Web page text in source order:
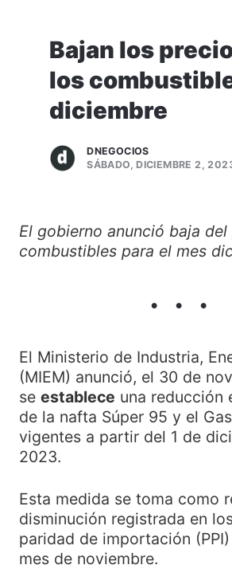
Bajan los
los
diciembre
DNEGOCIOS
SÁBADO, DICIEMBRE 2,
El gobierno anunció baja
combustibles para el mes
El Ministerio de Industria,
(MIEM) anunció, el 30 de
se establece una reducción
de la nafta Súper 95 y el
vigentes a partir del 1 de
2023.
Esta medida se toma como
disminución registrada en
paridad de importación
mes de noviembre.